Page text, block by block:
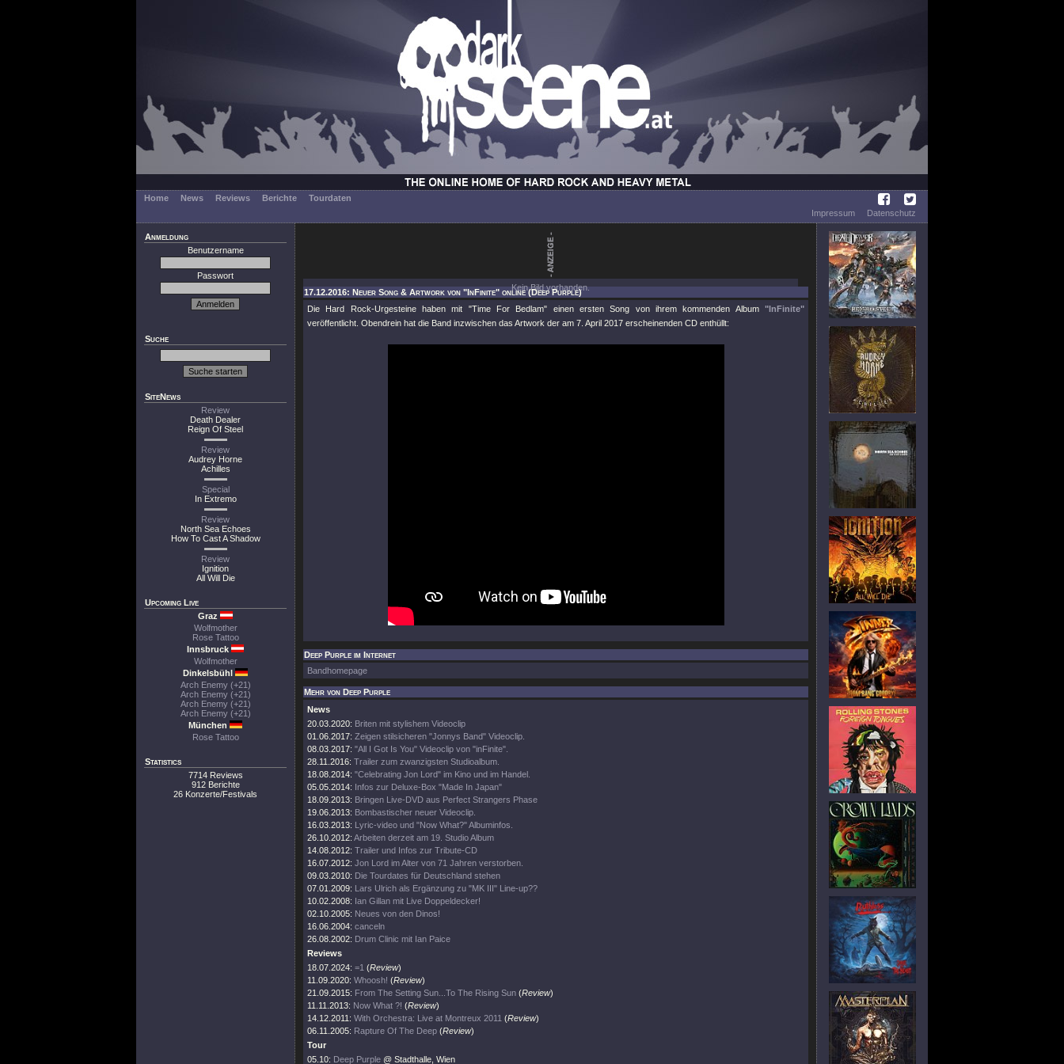
Home News Reviews Berichte
Tourdaten
Impressum
Datenschutz
Anmeldung
Benutzername
Passwort
Suche
SiteNews
Review
Death Dealer
Reign Of Steel
Review
Audrey Horne
Achilles
Special
In Extremo
Review
North Sea Echoes
How To Cast A Shadow
Review
Ignition
All Will Die
Upcoming Live
Graz
Wolfmother
Rose Tattoo
Innsbruck
Wolfmother
Dinkelsbühl
Arch Enemy (+21)
Arch Enemy (+21)
Arch Enemy (+21)
Arch Enemy (+21)
München
Rose Tattoo
Statistics
7714 Reviews
912 Berichte
26 Konzerte/Festivals
Kein Bild vorhanden.
17.12.2016: Neuer Song & Artwork von "InFinite" online (Deep Purple)
Die Hard Rock-Urgesteine haben mit "Time For Bedlam" einen ersten Song von ihrem kommenden Album "InFinite"
veröffentlicht. Obendrein hat die Band inzwischen das Artwork der am 7. April 2017 erscheinenden CD enthüllt:
Deep Purple im Internet
Bandhomepage
Mehr von Deep Purple
News
20.03.2020: Briten mit stylishem Videoclip
01.06.2017: Zeigen stilsicheren "Jonnys Band" Videoclip.
08.03.2017: "All I Got Is You" Videoclip von "inFinite".
28.11.2016: Trailer zum zwanzigsten Studioalbum.
18.08.2014: "Celebrating Jon Lord" im Kino und im Handel.
05.05.2014: Infos zur Deluxe-Box "Made In Japan"
18.09.2013: Bringen Live-DVD aus Perfect Strangers Phase
19.06.2013: Bombastischer neuer Videoclip.
16.03.2013: Lyric-video und "Now What?" Albuminfos.
26.10.2012: Arbeiten derzeit am 19. Studio Album
14.08.2012: Trailer und Infos zur Tribute-CD
16.07.2012: Jon Lord im Alter von 71 Jahren verstorben.
09.03.2010: Die Tourdates für Deutschland stehen
07.01.2009: Lars Ulrich als Ergänzung zu "MK III" Line-up??
10.02.2008: Ian Gillan mit Live Doppeldecker!
02.10.2005: Neues von den Dinos!
16.06.2004: canceln
26.08.2002: Drum Clinic mit Ian Paice
Reviews
18.07.2024: =1 (Review)
11.09.2020: Whoosh! (Review)
21.09.2015: From The Setting Sun...To The Rising Sun (Review)
11.11.2013: Now What ?! (Review)
14.12.2011: With Orchestra: Live at Montreux 2011 (Review)
06.11.2005: Rapture Of The Deep (Review)
Tour
05.10: Deep Purple @ Stadthalle, Wien